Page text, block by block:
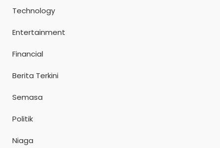
Technology
Entertainment
Financial
Berita Terkini
Semasa
Politik
Niaga